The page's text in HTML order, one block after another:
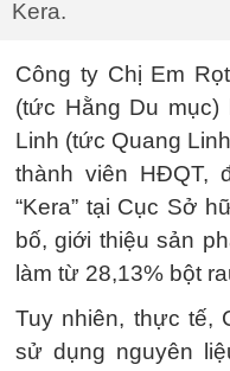
Kera.
Công ty Chị Em
(tức Hằng Du mục)
Linh (tức Quang
thành viên HĐQT,
“Kera” tại Cục Sở
bố, giới thiệu sản
làm từ 28,13% bột
Tuy nhiên, thực tế,
sử dụng nguyên